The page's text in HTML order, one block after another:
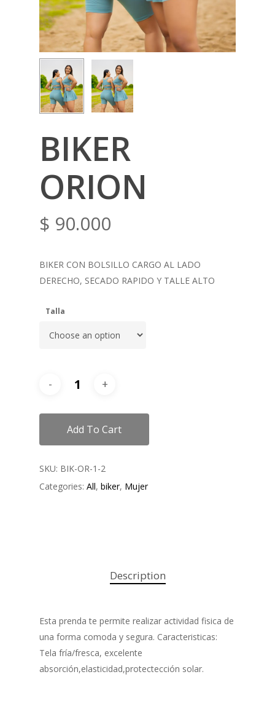
BIKER
ORION
$ 90.000
BIKER CON BOLSILLO CARGO AL LADO
DERECHO, SECADO RAPIDO Y TALLE ALTO
Talla
Add To Cart
SKU: BIK-OR-1-2
Categories: All, biker, Mujer
Description
Esta prenda te permite realizar actividad fisica de
una forma comoda y segura. Caracteristicas:
Tela fría/fresca, excelente
absorción,elasticidad,protectección solar.